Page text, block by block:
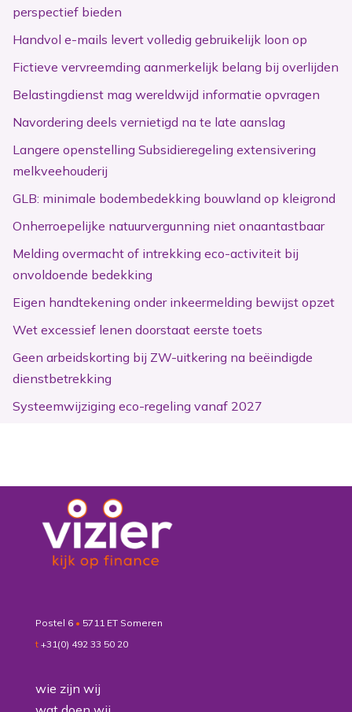
perspectief bieden
Handvol e-mails levert volledig gebruikelijk loon op
Fictieve vervreemding aanmerkelijk belang bij overlijden
Belastingdienst mag wereldwijd informatie opvragen
Navordering deels vernietigd na te late aanslag
Langere openstelling Subsidieregeling extensivering
melkveehouderij
GLB: minimale bodembedekking bouwland op kleigrond
Onherroepelijke natuurvergunning niet onaantastbaar
Melding overmacht of intrekking eco-activiteit bij
onvoldoende bedekking
Eigen handtekening onder inkeermelding bewijst opzet
Wet excessief lenen doorstaat eerste toets
Geen arbeidskorting bij ZW-uitkering na beëindigde
dienstbetrekking
Systeemwijziging eco-regeling vanaf 2027
Postel 6 • 5711 ET Someren
t +31(0) 492 33 50 20
wie zijn wij